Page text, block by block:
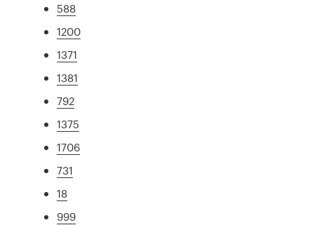
588
1200
1371
1381
792
1375
1706
731
18
999